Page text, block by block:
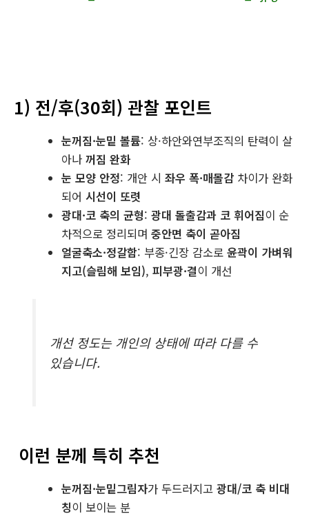
1) 전/후(30회) 관찰 포인트
눈꺼짐·눈밑 볼륨: 상·하안와연부조직의 탄력이 살
아나꺼짐 완화
눈 모양 안정: 개안 시좌우 폭·매몰감 차이가 완화
되어시선이 또렷
광대·코 축의 균형:광대 돌출감과 코 휘어짐이 순
차적으로 정리되며중안면 축이 곧아짐
얼굴축소·정갈함: 부종·긴장 감소로윤곽이 가벼워
지고(슬림해 보임),피부광·결이 개선
개선 정도는 개인의 상태에 따라 다를 수
있습니다.
이런 분께 특히 추천
눈꺼짐·눈밑그림자가 두드러지고광대/코 축 비대
칭이 보이는 분